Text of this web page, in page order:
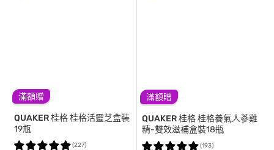
滿額贈
QUAKER 桂格桂格活靈芝盒裝
19瓶
(227)
滿額贈
QUAKER 桂格桂格養氣人蔘雞
精-雙效滋補盒裝18瓶
(193)